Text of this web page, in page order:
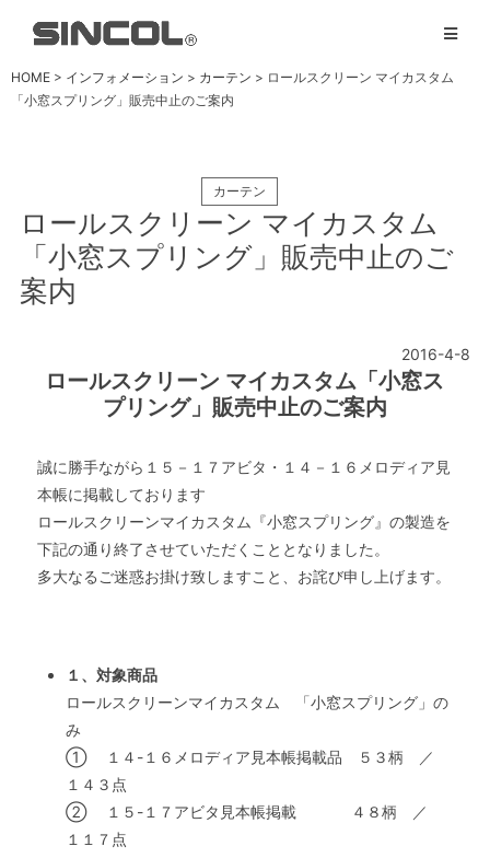
HOME > インフォメーション > カーテン > ロールスクリーン マイカスタム
「小窓スプリング」販売中止のご案内
カーテン
ロールスクリーン マイカスタム
「小窓スプリング」販売中止のご
案内
2016-4-8
ロールスクリーン マイカスタム「小窓ス
プリング」販売中止のご案内
誠に勝手ながら１５－１７アビタ・１４－１６メロディア見
本帳に掲載しております
ロールスクリーンマイカスタム『小窓スプリング』の製造を
下記の通り終了させていただくこととなりました。
多大なるご迷惑お掛け致しますこと、お詫び申し上げます。
１、対象商品
ロールスクリーンマイカスタム 「小窓スプリング」の
み
① １４-１６メロディア見本帳掲載品 ５３柄 ／
１４３点
② １５-１７アビタ見本帳掲載 ４８柄 ／
１１７点